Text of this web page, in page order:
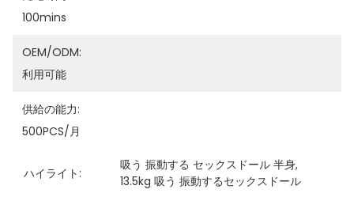
100mins
OEM/ODM:
利用可能
供給の能力:
500PCS/月
ハイライト:
吸う 振動する セックスドール 半身,
13.5kg 吸う 振動するセックスドール